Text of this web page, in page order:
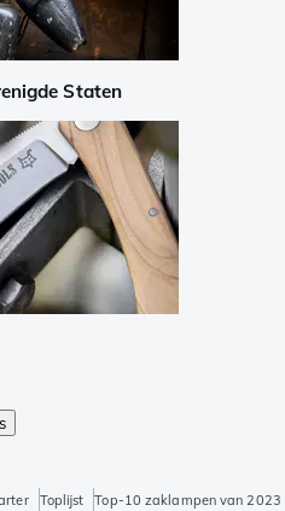
Staten
Toplijst Top-10 zaklampen van 2023